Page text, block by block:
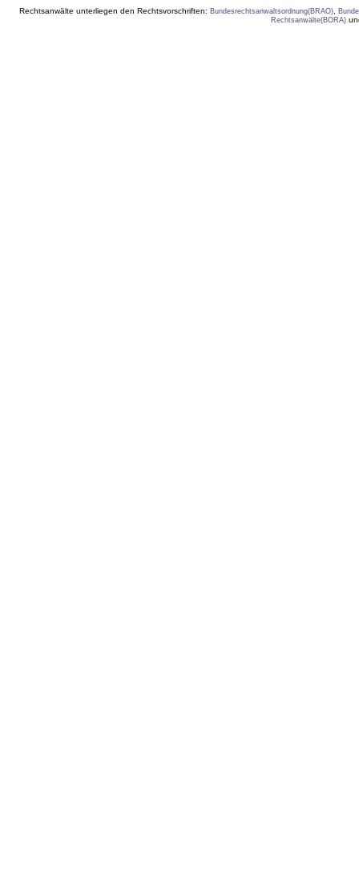
Rechtsanwälte unterliegen den Rechtsvorschriften: Bundesrechtsanwaltsordnung(BRAO)
Rechtsanwälte(BORA)